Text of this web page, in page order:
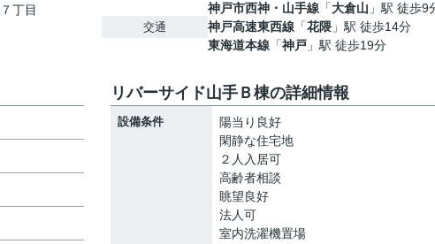
７丁目
交通
神戸市西神・山手線 「大倉山 」駅 徒歩9
神戸高速東西線 「花隈 」駅 徒歩14分
東海道本線 「神戸 」駅 徒歩19分
リバーサイド山手Ｂ棟の詳細情報
設備条件
陽当り良好
閑静な住宅地
２人入居可
高齢者相談
眺望良好
法人可
室内洗濯機置場